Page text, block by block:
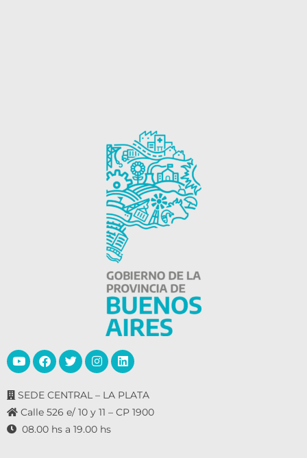
SEDE CENTRAL – LA PLATA
Calle 526 e/ 10 y 11 – CP 1900
08.00 hs a 19.00 hs